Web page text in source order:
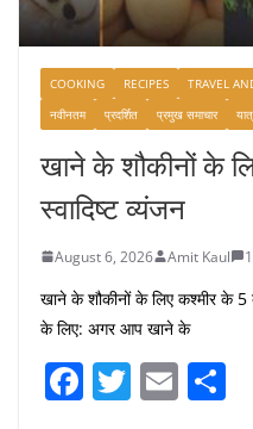
COOKING RECIPES TRAVEL
नवीनतम
प्रदर्शित प्रमुख समाचार
खाने के शौकीनों के
स्वादिष्ट व्यंजन
August 6, 2026 Amit Kaul
खाने के शौकीनों के लिए कश्मीर के 5
के लिए: अगर आप खाने के
F T E